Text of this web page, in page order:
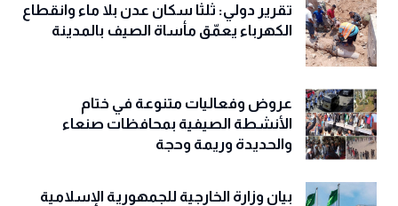
تقرير دولي: ثلثا سكان عدن بلا ماء وانقطاع
الكهرباء يعمّق مأساة الصيف بالمدينة
عروض وفعاليات متنوعة في ختام
الأنشطة الصيفية بمحافظات صنعاء
والحديدة وريمة وحجة
‏بيان وزارة الخارجية للجمهورية الإسلامية